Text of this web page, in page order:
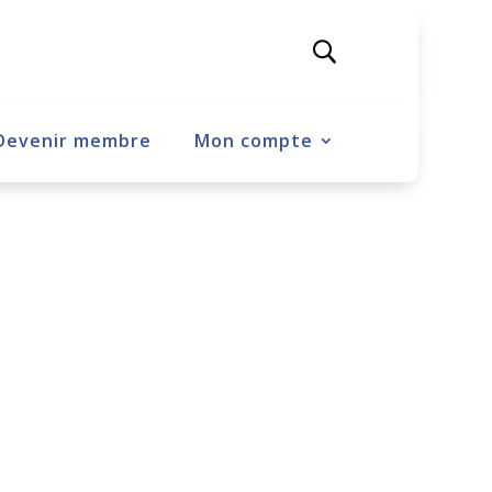
membre Mon compte